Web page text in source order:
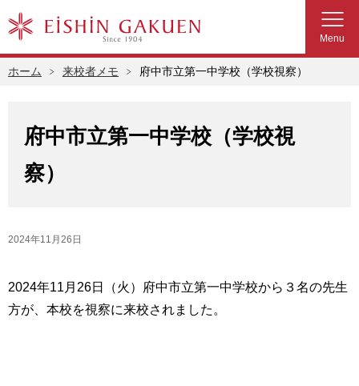
Menu
ホーム 来校者メモ 府中市立第一中学校（学校視察）
府中市立第一中学校（学校視
察）
2024年11月26日
2024年11月26日（火）府中市立第一中学校から３名の先生
方が、本校を視察に来校されました。